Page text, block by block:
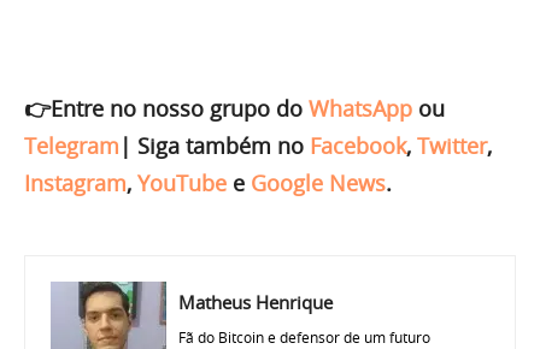
👉Entre no nosso grupo do WhatsApp ou
Telegram | Siga também no Facebook, Twitter,
Instagram, YouTube e Google News.
Matheus Henrique
Fã do Bitcoin e defensor de um futuro